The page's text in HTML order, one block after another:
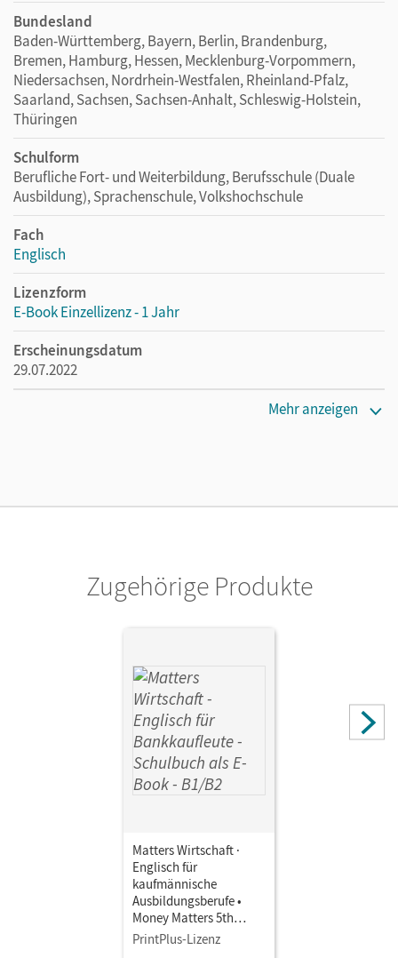
Bundesland
Baden-Württemberg, Bayern, Berlin, Brandenburg,
Bremen, Hamburg, Hessen, Mecklenburg-Vorpommern,
Niedersachsen, Nordrhein-Westfalen, Rheinland-Pfalz,
Saarland, Sachsen, Sachsen-Anhalt, Schleswig-Holstein,
Thüringen
Schulform
Berufliche Fort- und Weiterbildung, Berufsschule (Duale
Ausbildung), Sprachenschule, Volkshochschule
Fach
Englisch
Lizenzform
E-Book Einzellizenz - 1 Jahr
Erscheinungsdatum
29.07.2022
Cornelsen Verlag
Mehr anzeigen
Zugehörige Produkte
Matters Wirtschaft ·
Englisch für
kaufmännische
Ausbildungsberufe •
Money Matters 5th
edition · B1/B2 Englisch
PrintPlus-Lizenz